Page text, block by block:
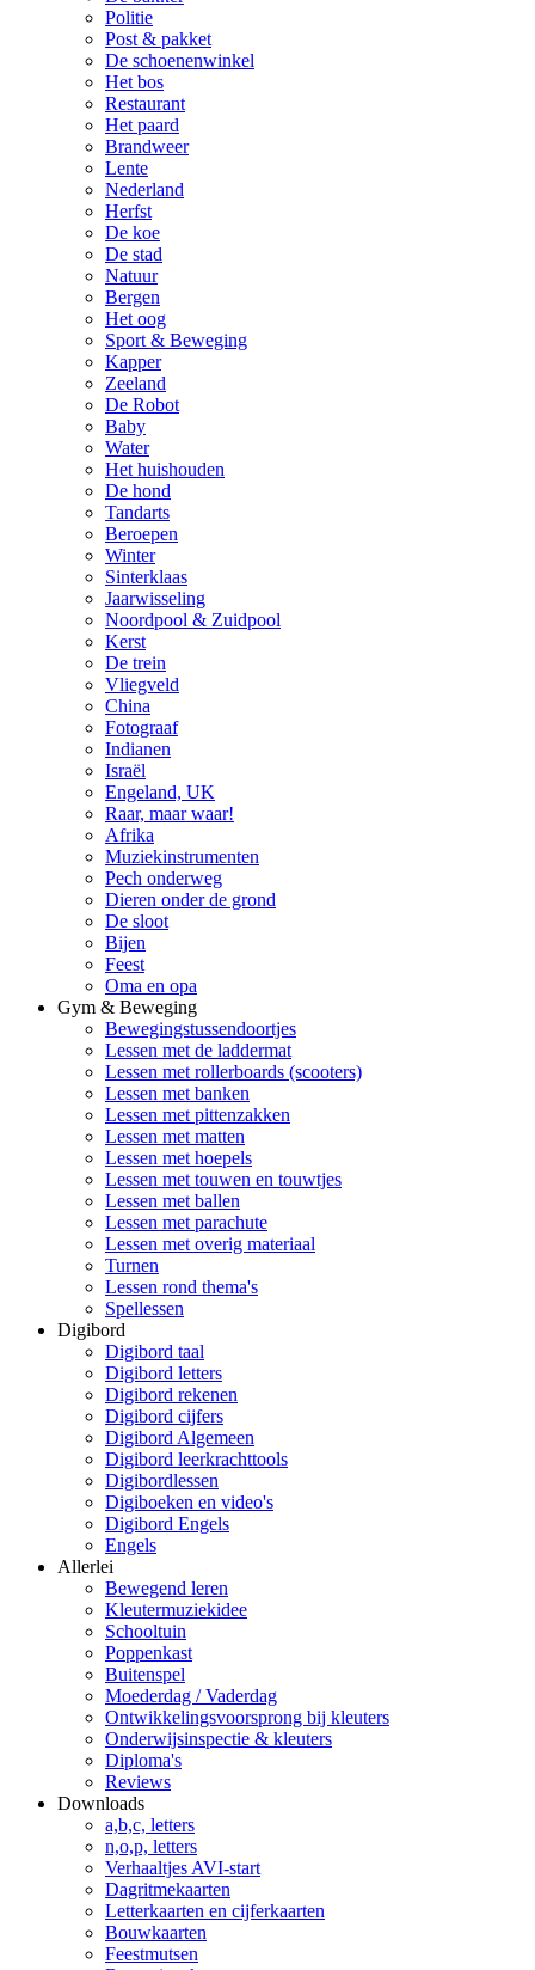
Politie
Post & pakket
De schoenenwinkel
Het bos
Restaurant
Het paard
Brandweer
Lente
Nederland
Herfst
De koe
De stad
Natuur
Bergen
Het oog
Sport & Beweging
Kapper
Zeeland
De Robot
Baby
Water
Het huishouden
De hond
Tandarts
Beroepen
Winter
Sinterklaas
Jaarwisseling
Noordpool & Zuidpool
Kerst
De trein
Vliegveld
China
Fotograaf
Indianen
Israël
Engeland, UK
Raar, maar waar!
Afrika
Muziekinstrumenten
Pech onderweg
Dieren onder de grond
De sloot
Bijen
Feest
Oma en opa
Gym & Beweging
Bewegingstussendoortjes
Lessen met de laddermat
Lessen met rollerboards (scooters)
Lessen met banken
Lessen met pittenzakken
Lessen met matten
Lessen met hoepels
Lessen met touwen en touwtjes
Lessen met ballen
Lessen met parachute
Lessen met overig materiaal
Turnen
Lessen rond thema's
Spellessen
Digibord
Digibord taal
Digibord letters
Digibord rekenen
Digibord cijfers
Digibord Algemeen
Digibord leerkrachttools
Digibordlessen
Digiboeken en video's
Digibord Engels
Engels
Allerlei
Bewegend leren
Kleutermuziekidee
Schooltuin
Poppenkast
Buitenspel
Moederdag / Vaderdag
Ontwikkelingsvoorsprong bij kleuters
Onderwijsinspectie & kleuters
Diploma's
Reviews
Downloads
a,b,c, letters
n,o,p, letters
Verhaaltjes AVI-start
Dagritmekaarten
Letterkaarten en cijferkaarten
Bouwkaarten
Feestmutsen